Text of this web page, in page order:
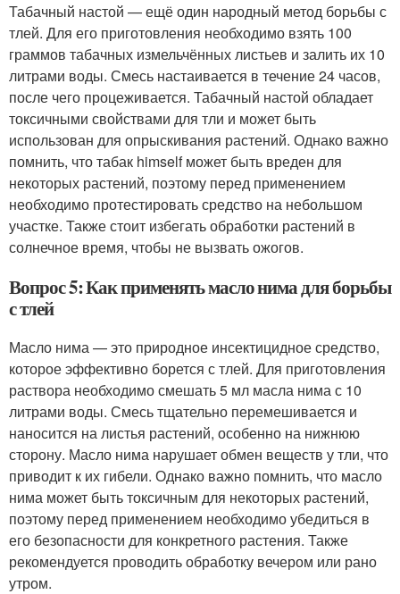
Табачный настой — ещё один народный метод борьбы с
тлей. Для его приготовления необходимо взять 100
граммов табачных измельчённых листьев и залить их 10
литрами воды. Смесь настаивается в течение 24 часов,
после чего процеживается. Табачный настой обладает
токсичными свойствами для тли и может быть
использован для опрыскивания растений. Однако важно
помнить, что табак himself может быть вреден для
некоторых растений, поэтому перед применением
необходимо протестировать средство на небольшом
участке. Также стоит избегать обработки растений в
солнечное время, чтобы не вызвать ожогов.
Вопрос 5: Как применять масло нима для борьбы
с тлей
Масло нима — это природное инсектицидное средство,
которое эффективно борется с тлей. Для приготовления
раствора необходимо смешать 5 мл масла нима с 10
литрами воды. Смесь тщательно перемешивается и
наносится на листья растений, особенно на нижнюю
сторону. Масло нима нарушает обмен веществ у тли, что
приводит к их гибели. Однако важно помнить, что масло
нима может быть токсичным для некоторых растений,
поэтому перед применением необходимо убедиться в
его безопасности для конкретного растения. Также
рекомендуется проводить обработку вечером или рано
утром.